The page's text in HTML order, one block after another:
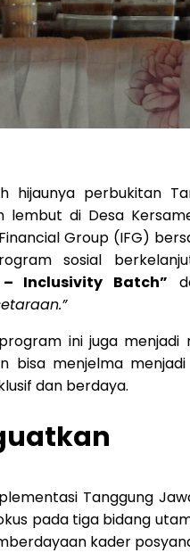
hijaunya perbukitan
di Desa
Group (IFG)
sosial
Inclusivity Batch”
ini juga menjadi
bisa menjelma
dan berdaya.
Tanggung
pada tiga bidang
kader